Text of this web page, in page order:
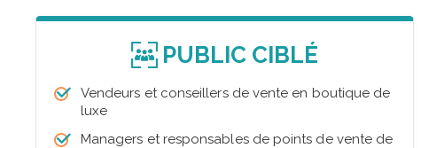
PUBLIC CIBLÉ
Vendeurs et conseillers de vente en boutique de
luxe
Managers et responsables de points de vente de